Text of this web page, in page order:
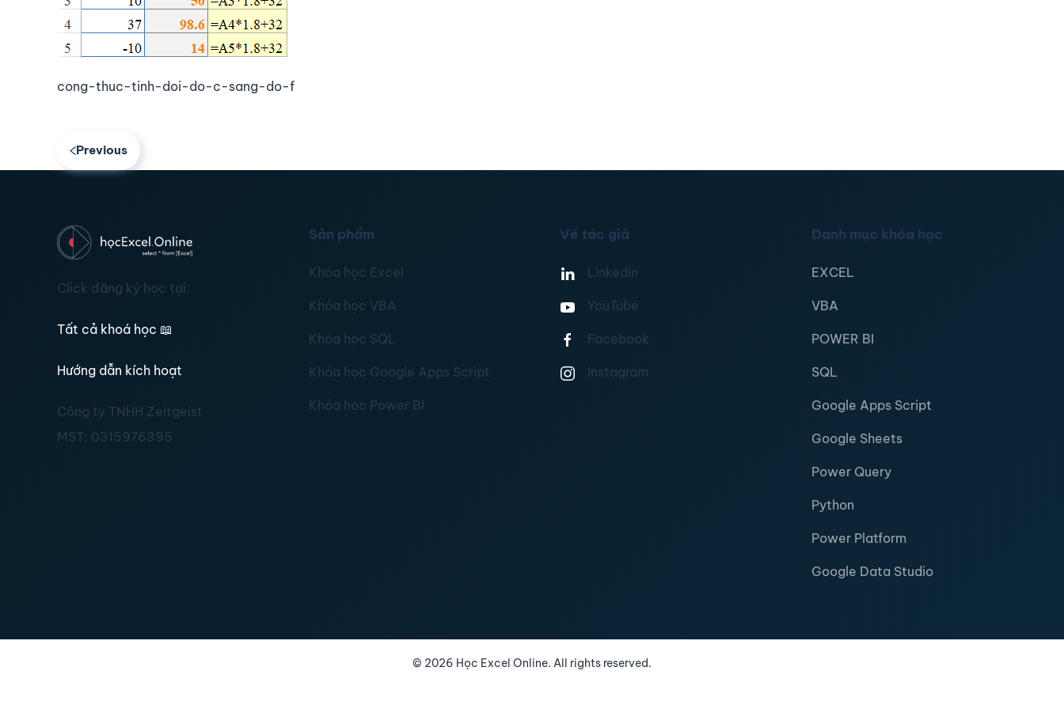
cong-thuc-tinh-doi-do-c-sang-do-f
Previous
Click đăng ký học tại:
Tất cả khoá học 📖
Hướng dẫn kích hoạt
Công ty TNHH Zeitgeist
MST: 0315976395
Sản phẩm
Khóa học Excel
Khóa học VBA
Khóa học SQL
Khóa học Google Apps Script
Khóa học Power BI
Về tác giả
Linkedin
YouTube
Facebook
Instagram
Danh mục khóa học
EXCEL
VBA
POWER BI
SQL
Google Apps Script
Google Sheets
Power Query
Python
Power Platform
Google Data Studio
© 2026 Học Excel Online. All rights reserved.